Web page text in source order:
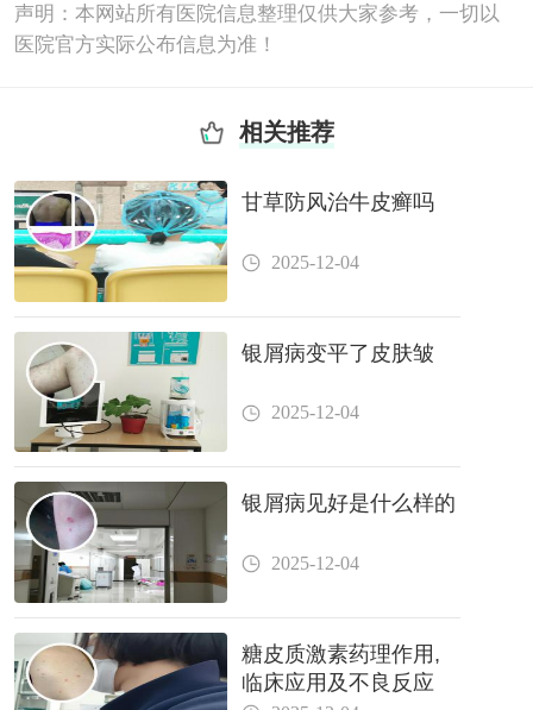
声明：本网站所有医院信息整理仅供大家参考，一切以
医院官方实际公布信息为准！
相关推荐
甘草防风治牛皮癣吗
2025-12-04
银屑病变平了皮肤皱
2025-12-04
银屑病见好是什么样的
2025-12-04
糖皮质激素药理作用,
临床应用及不良反应